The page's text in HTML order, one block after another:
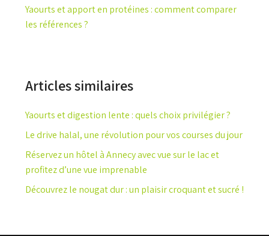
Yaourts et apport en protéines : comment comparer
les références ?
Articles similaires
Yaourts et digestion lente : quels choix privilégier ?
Le drive halal, une révolution pour vos courses du jour
Réservez un hôtel à Annecy avec vue sur le lac et
profitez d’une vue imprenable
Découvrez le nougat dur : un plaisir croquant et sucré !